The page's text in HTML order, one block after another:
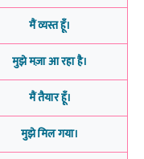
मैं व्यस्त हूँ।
मुझे मज़ा आ रहा है।
मैं तैयार हूँ।
मुझे मिल गया।